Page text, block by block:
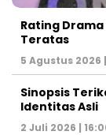
Rating
Teratas
5 Agustus 2026
Sinopsis
Identitas Asli
2 Juli 2026 |